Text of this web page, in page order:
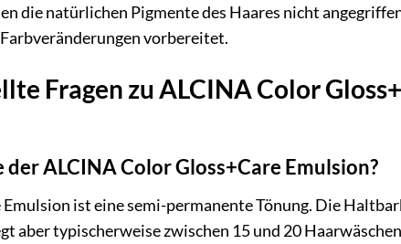
die natürlichen Pigmente des Haares nicht
vorbereitet.
Fragen zu ALCINA Color
ALCINA Color Gloss+Care Emulsion?
ist eine semi-permanente Tönung. Die
aber typischerweise zwischen 15 und 20